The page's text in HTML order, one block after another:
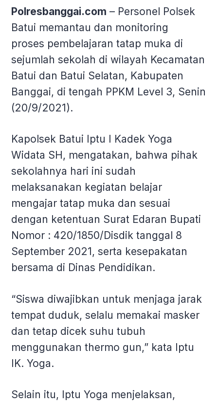
Polresbanggai.com – Personel Polsek
Batui memantau dan monitoring
proses pembelajaran tatap muka di
sejumlah sekolah di wilayah Kecamatan
Batui dan Batui Selatan, Kabupaten
Banggai, di tengah PPKM Level 3, Senin
(20/9/2021).
Kapolsek Batui Iptu I Kadek Yoga
Widata SH, mengatakan, bahwa pihak
sekolahnya hari ini sudah
melaksanakan kegiatan belajar
mengajar tatap muka dan sesuai
dengan ketentuan Surat Edaran Bupati
Nomor : 420/1850/Disdik tanggal 8
September 2021, serta kesepakatan
bersama di Dinas Pendidikan.
“Siswa diwajibkan untuk menjaga jarak
tempat duduk, selalu memakai masker
dan tetap dicek suhu tubuh
menggunakan thermo gun,” kata Iptu
IK. Yoga.
Selain itu, Iptu Yoga menjelaksan,